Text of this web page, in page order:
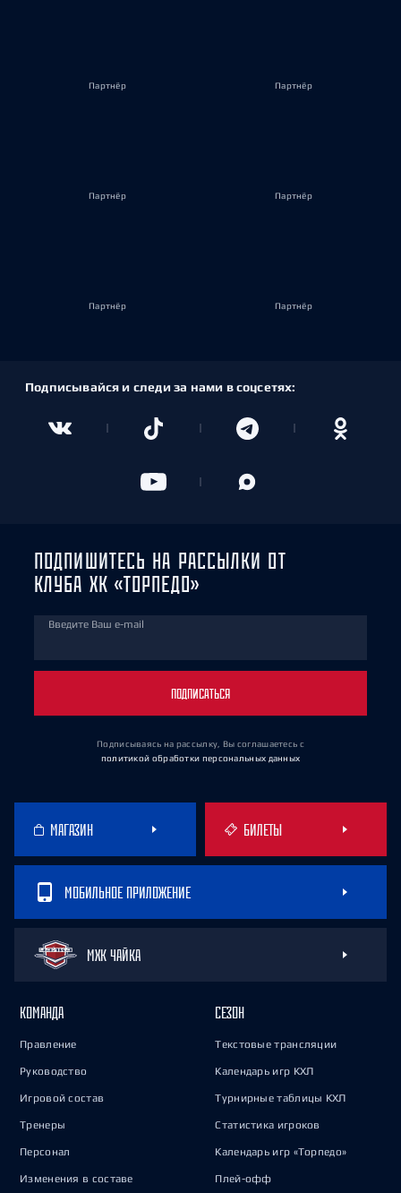
Партнёр Партнёр
Партнёр Партнёр
Партнёр Партнёр
Подписывайся и следи за нами в соцсетях:
ПОДПИШИТЕСЬ НА РАССЫЛКИ ОТ
КЛУБА ХК «ТОРПЕДО»
Введите Ваш e-mail
ПОДПИСАТЬСЯ
Подписываясь на рассылку, Вы соглашаетесь с
политикой обработки персональных данных
МАГАЗИН БИЛЕТЫ
МОБИЛЬНОЕ ПРИЛОЖЕНИЕ
МХК ЧАЙКА
КОМАНДА
Правление
Руководство
Игровой состав
Тренеры
Персонал
Изменения в составе
СЕЗОН
Текстовые трансляции
Календарь игр КХЛ
Турнирные таблицы КХЛ
Статистика игроков
Календарь игр «Торпедо»
Плей-офф